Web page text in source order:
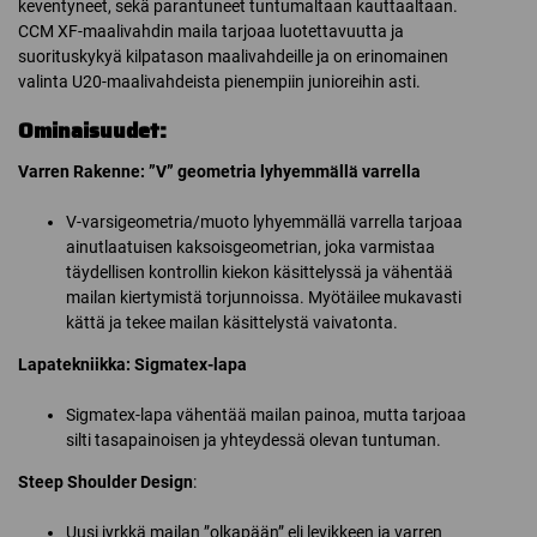
keventyneet, sekä parantuneet tuntumaltaan kauttaaltaan.
CCM XF-maalivahdin maila tarjoaa luotettavuutta ja
suorituskykyä kilpatason maalivahdeille ja on erinomainen
valinta U20-maalivahdeista pienempiin junioreihin asti.
Ominaisuudet:
Varren Rakenne: ”V” geometria lyhyemmällä varrella
V-varsigeometria/muoto lyhyemmällä varrella tarjoaa
ainutlaatuisen kaksoisgeometrian, joka varmistaa
täydellisen kontrollin kiekon käsittelyssä ja vähentää
mailan kiertymistä torjunnoissa. Myötäilee mukavasti
kättä ja tekee mailan käsittelystä vaivatonta.
Lapatekniikka: Sigmatex-lapa
Sigmatex-lapa vähentää mailan painoa, mutta tarjoaa
silti tasapainoisen ja yhteydessä olevan tuntuman.
Steep Shoulder Design:
Uusi jyrkkä mailan ”olkapään” eli levikkeen ja varren